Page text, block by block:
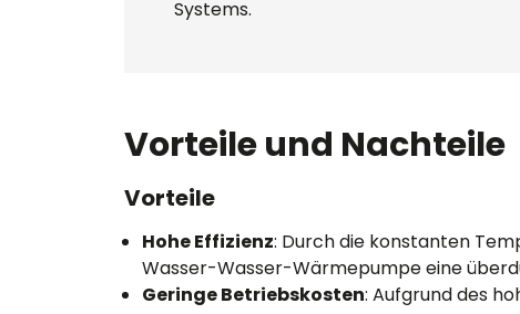
Systems.
Vorteile und Nachteile
Vorteile
Hohe Effizienz: Durch die konstanten
Wasser-Wasser-Wärmepumpe eine
Geringe Betriebskosten: Aufgrund des